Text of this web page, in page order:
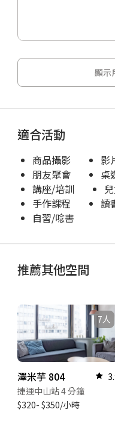
顯示
適合活動
商品攝影 影
朋友聚會
桌
講座/培訓
手作課程
讀
自習/唸書
推薦其他空間
7人
澤米芋 804
捷運中山站 4 分鐘
$320- $350/小時